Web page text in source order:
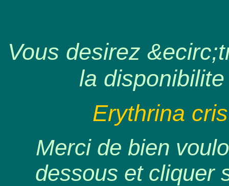
Vous desirez
la
Erythrina
Merci de bien
dessous et cliquer